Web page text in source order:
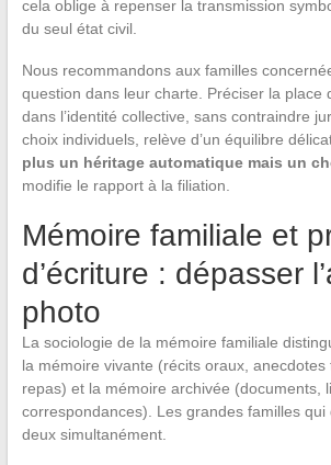
cela oblige à repenser la transmission
du seul état civil.
Nous recommandons aux familles
question dans leur charte. Préciser la place
dans l’identité collective, sans contraindre
choix individuels, relève d’un équilibre
plus un héritage automatique mais un
modifie le rapport à la filiation.
Mémoire familiale et
d’écriture : dépasser
photo
La sociologie de la mémoire familiale
la mémoire vivante (récits oraux,
repas) et la mémoire archivée (documents,
correspondances). Les grandes familles qui
deux simultanément.